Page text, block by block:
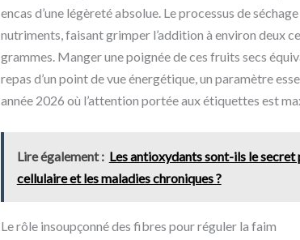
encas d’une légèreté absolue. Le processus de
nutriments, faisant grimper l’addition à environ deux
grammes. Manger une poignée de ces fruits secs
repas d’un point de vue énergétique, un paramètre
année 2026 où l’attention portée aux étiquettes est
Lire également : Les antioxydants sont-ils le
cellulaire et les maladies chroniques ?
Le rôle insoupçonné des fibres pour réguler la faim